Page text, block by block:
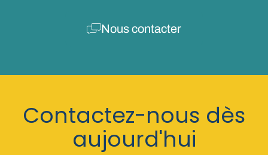
Nous contacter
Contactez-nous dès
aujourd'hui